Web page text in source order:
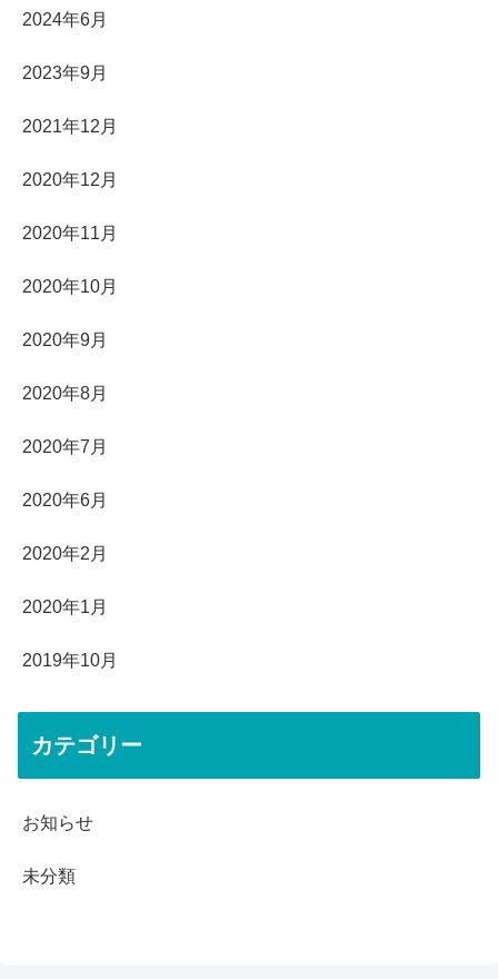
2024年6月
2023年9月
2021年12月
2020年12月
2020年11月
2020年10月
2020年9月
2020年8月
2020年7月
2020年6月
2020年2月
2020年1月
2019年10月
カテゴリー
お知らせ
未分類